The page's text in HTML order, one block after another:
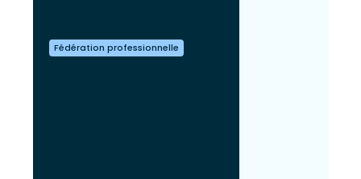
Fédération professionnelle